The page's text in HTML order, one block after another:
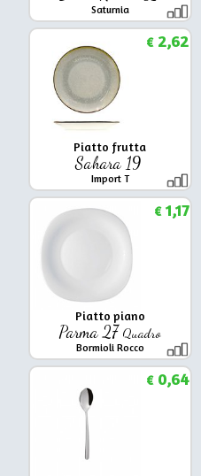
Saturnia
Piatto frutta
Sahara 19
Import T
€2,62
Piatto piano
Parma 27 Quadro
Bormioli Rocco
€1,17
€0,64